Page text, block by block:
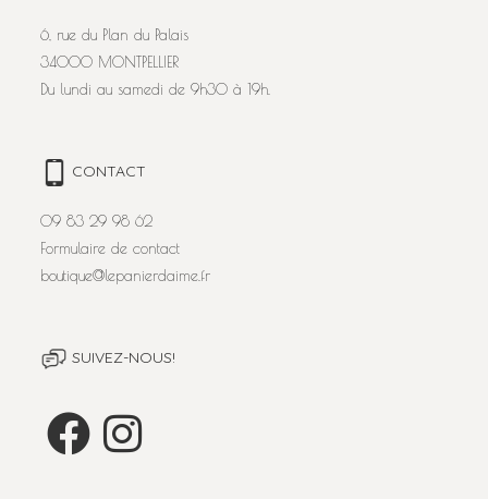
6, rue du Plan du Palais
34000 MONTPELLIER
Du lundi au samedi de 9h30 à 19h.
CONTACT
09 83 29 98 62
Formulaire de contact
boutique@lepanierdaime.fr
SUIVEZ-NOUS!